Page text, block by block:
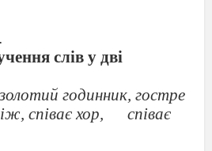
.
слів у дві
годинник, гостре
співає хор,
співає